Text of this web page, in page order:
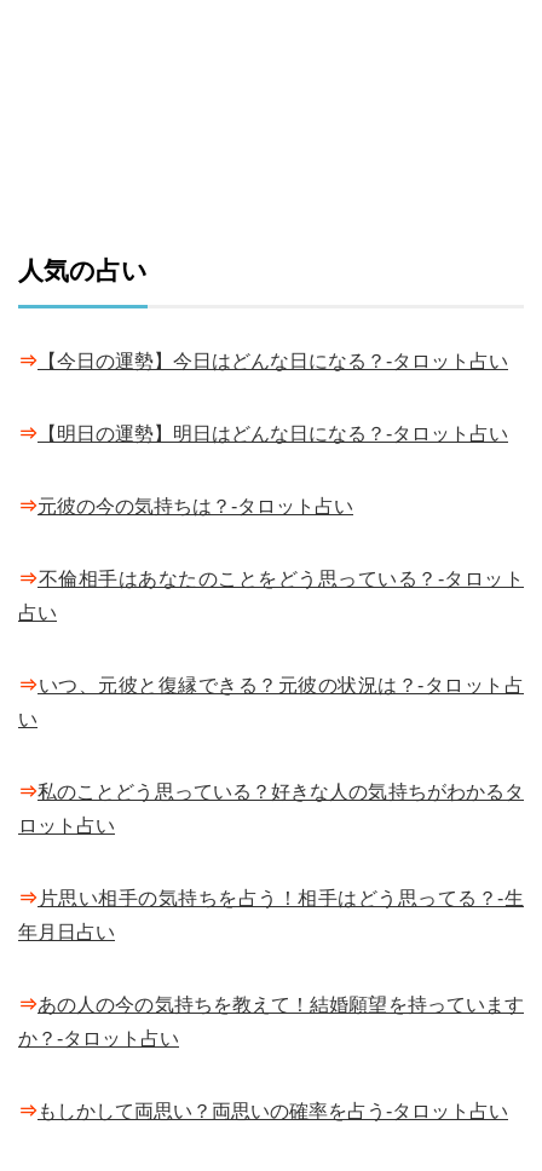
人気の占い
⇒ 【今日の運勢】今日はどんな日になる？-タロット占い
⇒ 【明日の運勢】明日はどんな日になる？-タロット占い
⇒元彼の今の気持ちは？-タロット占い
⇒不倫相手はあなたのことをどう思っている？-タロット
占い
⇒いつ、元彼と復縁できる？元彼の状況は？-タロット占
い
⇒私のことどう思っている？好きな人の気持ちがわかるタ
ロット占い
⇒ 片思い相手の気持ちを占う！相手はどう思ってる？-生
年月日占い
⇒あの人の今の気持ちを教えて！結婚願望を持っています
か？-タロット占い
⇒もしかして両思い？両思いの確率を占う-タロット占い